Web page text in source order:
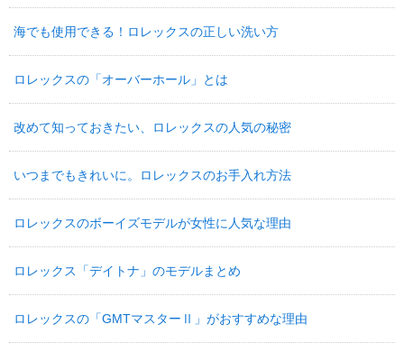
海でも使用できる！ロレックスの正しい洗い方
ロレックスの「オーバーホール」とは
改めて知っておきたい、ロレックスの人気の秘密
いつまでもきれいに。ロレックスのお手入れ方法
ロレックスのボーイズモデルが女性に人気な理由
ロレックス「デイトナ」のモデルまとめ
ロレックスの「GMTマスターⅡ」がおすすめな理由